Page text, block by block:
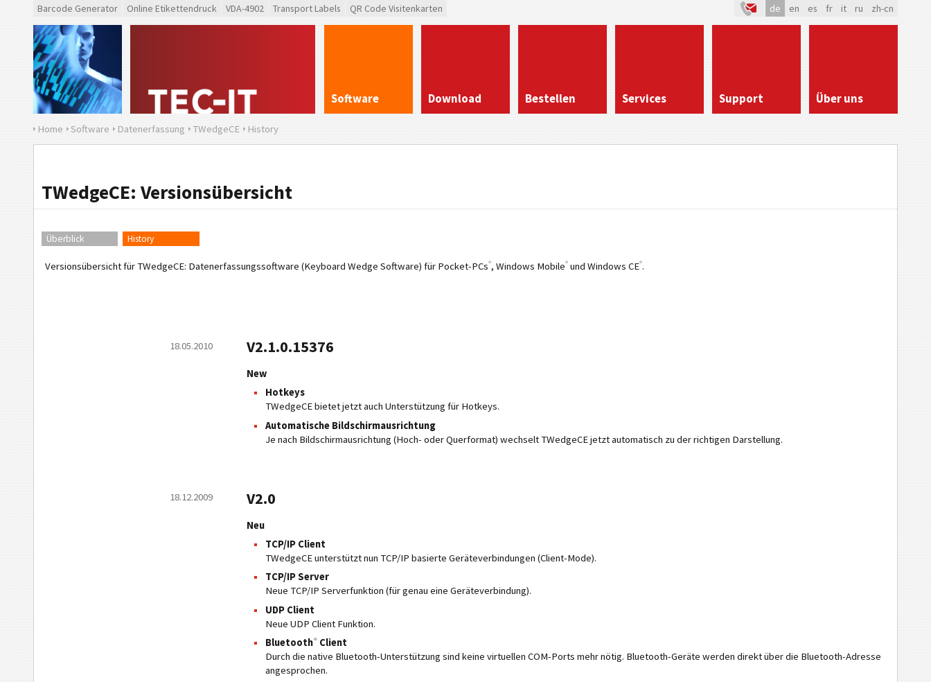
Barcode Generator Online Etikettendruck VDA-4902 Transport Labels QR Code Visitenkarten de en es fr it ru zh-cn
Software Download Bestellen Services Support Über uns
Home Software Datenerfassung TWedgeCE History
TWedgeCE: Versionsübersicht
Überblick History
Versionsübersicht für TWedgeCE: Datenerfassungssoftware (Keyboard Wedge Software) für Pocket-PCs®, Windows Mobile® und Windows CE®.
18.05.2010 V2.1.0.15376
New
Hotkeys
TWedgeCE bietet jetzt auch Unterstützung für Hotkeys.
Automatische Bildschirmausrichtung
Je nach Bildschirmausrichtung (Hoch- oder Querformat) wechselt TWedgeCE jetzt automatisch zu der richtigen Darstellung.
18.12.2009 V2.0
Neu
TCP/IP Client
TWedgeCE unterstützt nun TCP/IP basierte Geräteverbindungen (Client-Mode).
TCP/IP Server
Neue TCP/IP Serverfunktion (für genau eine Geräteverbindung).
UDP Client
Neue UDP Client Funktion.
Bluetooth® Client
Durch die native Bluetooth-Unterstützung sind keine virtuellen COM-Ports mehr nötig. Bluetooth-Geräte werden direkt über die Bluetooth-Adresse
angesprochen.